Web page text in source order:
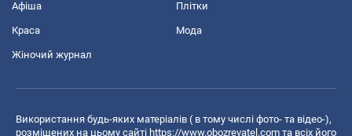
Афіша Плітки
Краса Мода
Жіночий журнал
Використання будь-яких матеріалів ( в тому числі фото- та відео-),
розміщених на цьому сайті https://www.obozrevatel.com та всіх його